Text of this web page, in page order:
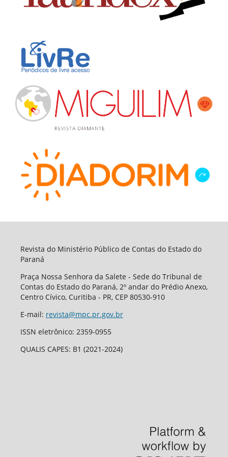
Revista do Ministério Público de Contas do Estado do
Paraná
Praça Nossa Senhora da Salete - Sede do Tribunal de
Contas do Estado do Paraná, 2º andar do Prédio Anexo,
Centro Cívico, Curitiba - PR, CEP 80530-910
E-mail: revista@mpc.pr.gov.br
ISSN eletrônico: 2359-0955
QUALIS CAPES: B1 (2021-2024)